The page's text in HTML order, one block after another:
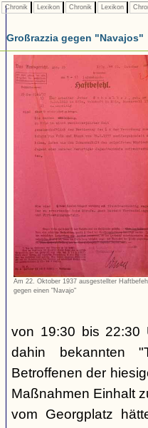
Chronik Lexikon Chronik Lexikon
Großrazzia gegen "Navajos"
Am 22. Oktober 1937 ausgestellter Haftbefehl
gegen einen "Navajo"
von 19:30 bis 22:30
dahin bekannten
Betroffenen der
Maßnahmen Einhalt
vom Georgplatz